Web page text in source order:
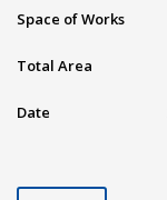
Space of Works
Total Area
Date